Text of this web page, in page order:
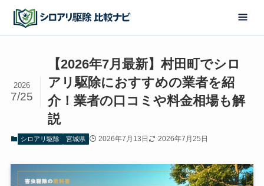
【2026年7月最新】村田町でシロ
アリ駆除におすすめの業者を紹
介！業者の口コミや料金相場も解
説
2026
7/25
シロアリ駆除 宮城県 2026年7月13日 2026年7月25日